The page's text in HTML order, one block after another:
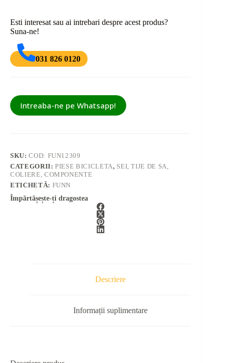
Esti interesat sau ai intrebari despre acest produs?
Suna-ne!
031 826 0120
Intreaba-ne pe Whatsapp!
SKU:COD: FUN12309
CATEGORII:PIESE BICICLETA, SEI, TIJE DE SA,
COLIERE, COMPONENTE
ETICHETĂ: FUNN
Împărtășește-ți dragostea
Descriere
Informații suplimentare